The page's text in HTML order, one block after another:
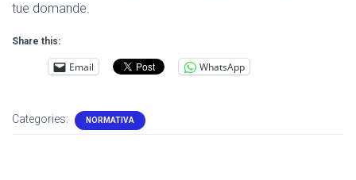
tue domande.
Share this:
Email WhatsApp
Categories: NORMATIVA